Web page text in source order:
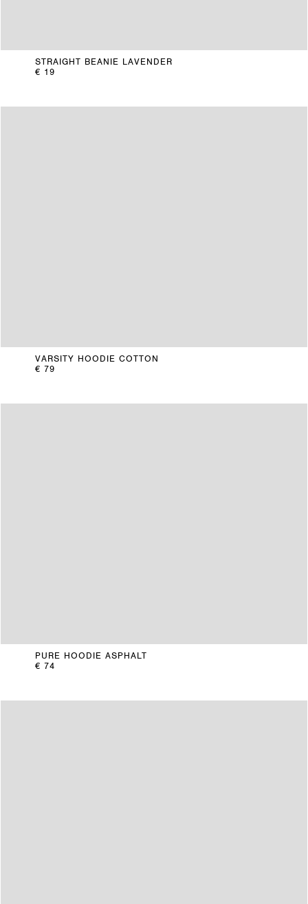
STRAIGHT BEANIE LAVENDER
€ 19
VARSITY HOODIE COTTON
€ 79
PURE HOODIE ASPHALT
€ 74